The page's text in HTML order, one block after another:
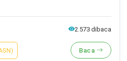
2.573 dibaca
Baca